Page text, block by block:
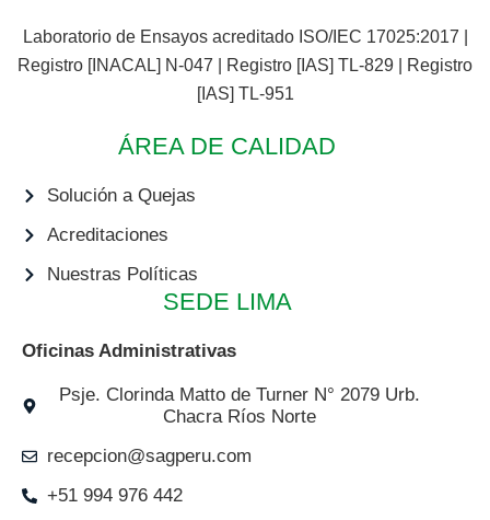
Laboratorio de Ensayos acreditado ISO/IEC 17025:2017 |
Registro [INACAL] N-047 | Registro [IAS] TL-829 | Registro
[IAS] TL-951
ÁREA DE CALIDAD
Solución a Quejas
Acreditaciones
Nuestras Políticas
SEDE LIMA
Oficinas Administrativas
Psje. Clorinda Matto de Turner N° 2079 Urb.
Chacra Ríos Norte
recepcion@sagperu.com
+51 994 976 442